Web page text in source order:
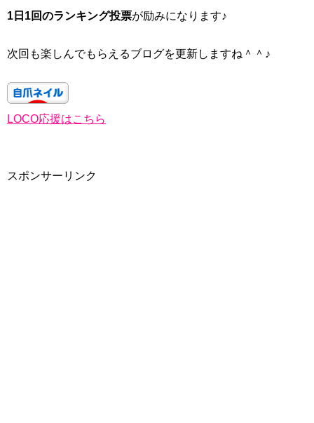
1日1回のランキング投票が励みになります♪
次回も楽しんでもらえるブログを更新しますね＾＾♪
LOCO応援はこちら
スポンサーリンク